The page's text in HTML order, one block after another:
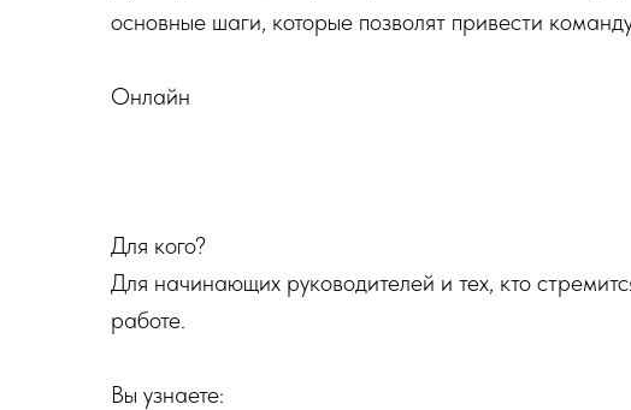
основные шаги, которые позволят привести
Онлайн
Для кого?
Для начинающих руководителей и тех, кто
работе.
Вы узнаете: